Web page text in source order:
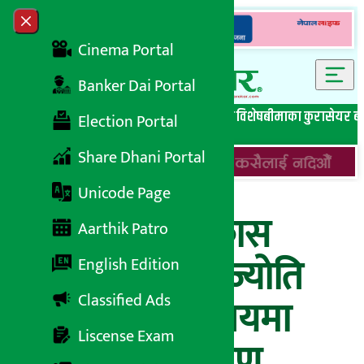
Skip to content
Close menu
Cinema Portal
Banker Dai Portal
Election Portal
Share Dhani Portal
Unicode Page
Aarthik Patro
English Edition
Classified Ads
Liscense Exam
सबै समाचारबेथिति मुर्दाबादबैंकिङ विशेष लघुवित्त विशेषबीमाका कुरासेयर
कामना सेवा विकास
बैंकद्वारा श्री जन ज्योति
माध्यमिक विद्यालयमा